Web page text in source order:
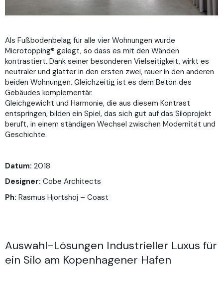
Als Fußbodenbelag für alle vier Wohnungen wurde
Microtopping® gelegt, so dass es mit den Wänden
kontrastiert. Dank seiner besonderen Vielseitigkeit, wirkt es
neutraler und glatter in den ersten zwei, rauer in den anderen
beiden Wohnungen. Gleichzeitig ist es dem Beton des
Gebäudes komplementär.
Gleichgewicht und Harmonie, die aus diesem Kontrast
entspringen, bilden ein Spiel, das sich gut auf das Siloprojekt
beruft, in einem ständigen Wechsel zwischen Modernität und
Geschichte.
Datum: 2018
Designer: Cobe Architects
Ph: Rasmus Hjortshoj – Coast
Auswahl-Lösungen Industrieller Luxus für
ein Silo am Kopenhagener Hafen